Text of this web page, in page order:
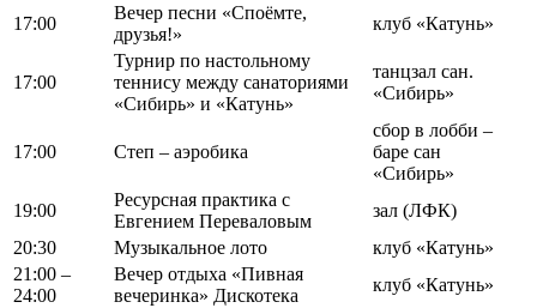
17:00
Вечер песни «Споёмте,
друзья!»
клуб «Катунь»
17:00
Турнир по настольному
теннису между санаториями
«Сибирь» и «Катунь»
танцзал сан.
«Сибирь»
17:00 Степ – аэробика
сбор в лобби –
баре сан
«Сибирь»
19:00
Ресурсная практика с
Евгением Переваловым
зал (ЛФК)
20:30
Музыкальное лото
клуб «Катунь»
21:00 –
24:00
Вечер отдыха «Пивная
вечеринка» Дискотека
клуб «Катунь»